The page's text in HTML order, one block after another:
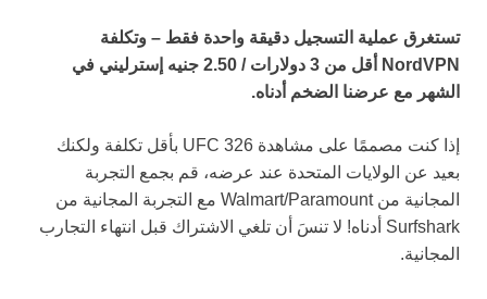
تستغرق عملية التسجيل دقيقة واحدة فقط – وتكلفة
NordVPN أقل من 3 دولارات / 2.50 جنيه إسترليني في
الشهر مع عرضنا الضخم أدناه.
إذا كنت مصممًا على مشاهدة UFC 326 بأقل تكلفة ولكنك
بعيد عن الولايات المتحدة عند عرضه، قم بجمع التجربة
المجانية من Walmart/Paramount مع التجربة المجانية من
Surfshark أدناه! لا تنسَ أن تلغي الاشتراك قبل انتهاء التجارب
المجانية.